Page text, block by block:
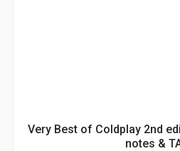
Very Best of Coldplay 2nd
notes &